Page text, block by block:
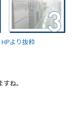
より抜粋
ね。